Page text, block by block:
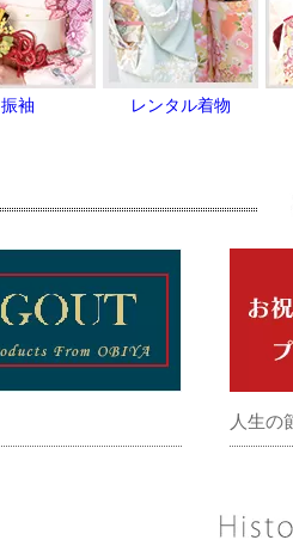
振袖 レンタル着物
人生の